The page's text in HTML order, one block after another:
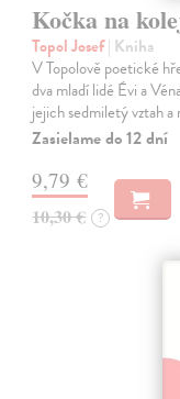
Kočka na
Topol Josef| Kniha
V Topolově poetické
dva mladí lidé Évi a
jejich sedmiletý vztah
Zasielame do 12 dní
9,79 €
10,30 € ?